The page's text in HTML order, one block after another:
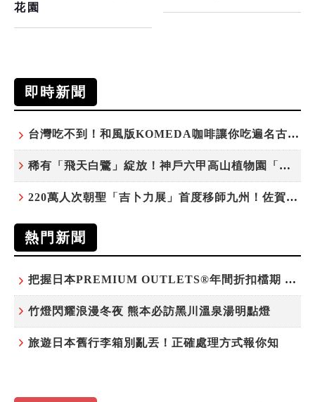
花園
即時新聞
台灣吃不到！和風版KOMEDA咖啡讓你吃遍名古屋在地美食
稀有「飛天白鷺」綻放！神戶六甲高山植物園「鷺草」珍貴現身
220萬人次朝聖「吉卜力展」首度移師九州！佐賀站早鳥平日套票8/10搶先開賣
熱門新聞
把握日本PREMIUM OUTLETS®年間折扣檔期 越買越划算
竹燈閃耀浪漫冬夜 熊本必訪黑川溫泉湯明點燈
旅遊日本舊行李箱別亂丟！正確處理方式報你知